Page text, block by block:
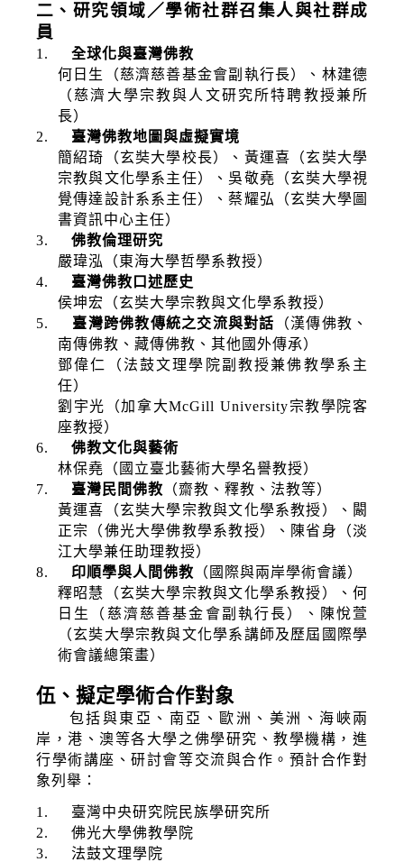
二、研究領域／學術社群召集人與社群成
員
1.
全球化與臺灣佛教
何日生（慈濟慈善基金會副執行長）、林建德
（慈濟大學宗教與人文研究所特聘教授兼所
長）
2.
臺灣佛教地圖與虛擬實境
簡紹琦（玄奘大學校長）、黃運喜（玄奘大學
宗教與文化學系主任）、吳敬堯（玄奘大學視
覺傳達設計系系主任）、蔡耀弘（玄奘大學圖
書資訊中心主任）
3.
佛教倫理研究
嚴瑋泓（東海大學哲學系教授）
4.
臺灣佛教口述歷史
侯坤宏（玄奘大學宗教與文化學系教授）
5.
臺灣跨佛教傳統之交流與對話
（漢傳佛教、
南傳佛教、藏傳佛教、其他國外傳承）
鄧偉仁（法鼓文理學院副教授兼佛教學系主
任）
劉宇光（加拿大McGill University宗教學院客
座教授）
6.
佛教文化與藝術
林保堯（國立臺北藝術大學名譽教授）
7.
臺灣民間佛教 （齋教、釋教、法教等）
黃運喜（玄奘大學宗教與文化學系教授）、闞
正宗（佛光大學佛教學系教授）、陳省身
（淡
江大學兼任助理教授）
8.
印順學與人間佛教 （國際與兩岸學術會議）
釋昭慧（玄奘大學宗教與文化學系教授）、何
日生（慈濟慈善基金會副執行長）、陳悅萱
（玄奘大學宗教與文化學系講師及歷屆國際學
術會議總策畫）
伍、擬定學術合作對象
包括與東亞、南亞、歐洲、美洲、海峽兩
岸，港、澳等各大學之佛學研究、教學機構，進
行學術講座、研討會等交流與合作。預計合作對
象列舉：
1.
臺灣中央研究院民族學研究所
2.
佛光大學佛教學院
3.
法鼓文理學院